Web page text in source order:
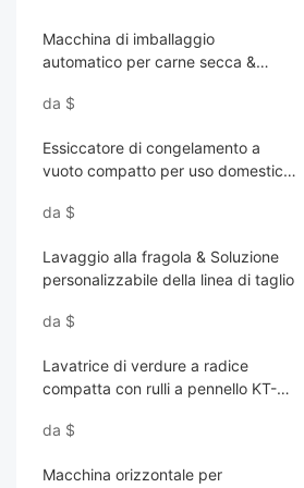
Macchina di imballaggio
automatico per carne secca &
da $
Essiccatore di congelamento a
vuoto compatto per uso domestico
da $
Lavaggio alla fragola & Soluzione
personalizzabile della linea di taglio
da $
Lavatrice di verdure a radice
compatta con rulli a pennello KT-
da $
Macchina orizzontale per